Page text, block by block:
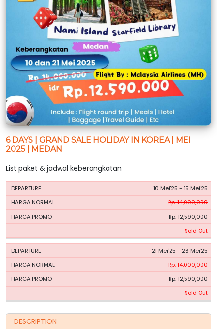
6 DAYS | GRAND SALE HOLIDAY IN KOREA | MEI
2025 | MEDAN
List paket & jadwal keberangkatan
PERIODE
HARGA
10 Mei'25 - 15 Mei'25
Rp. 14,000,000
Rp. 12,590,000
Sold Out
21 Mei'25 - 26 Mei'25
Rp. 14,000,000
Rp. 12,590,000
Sold Out
DESCRIPTION